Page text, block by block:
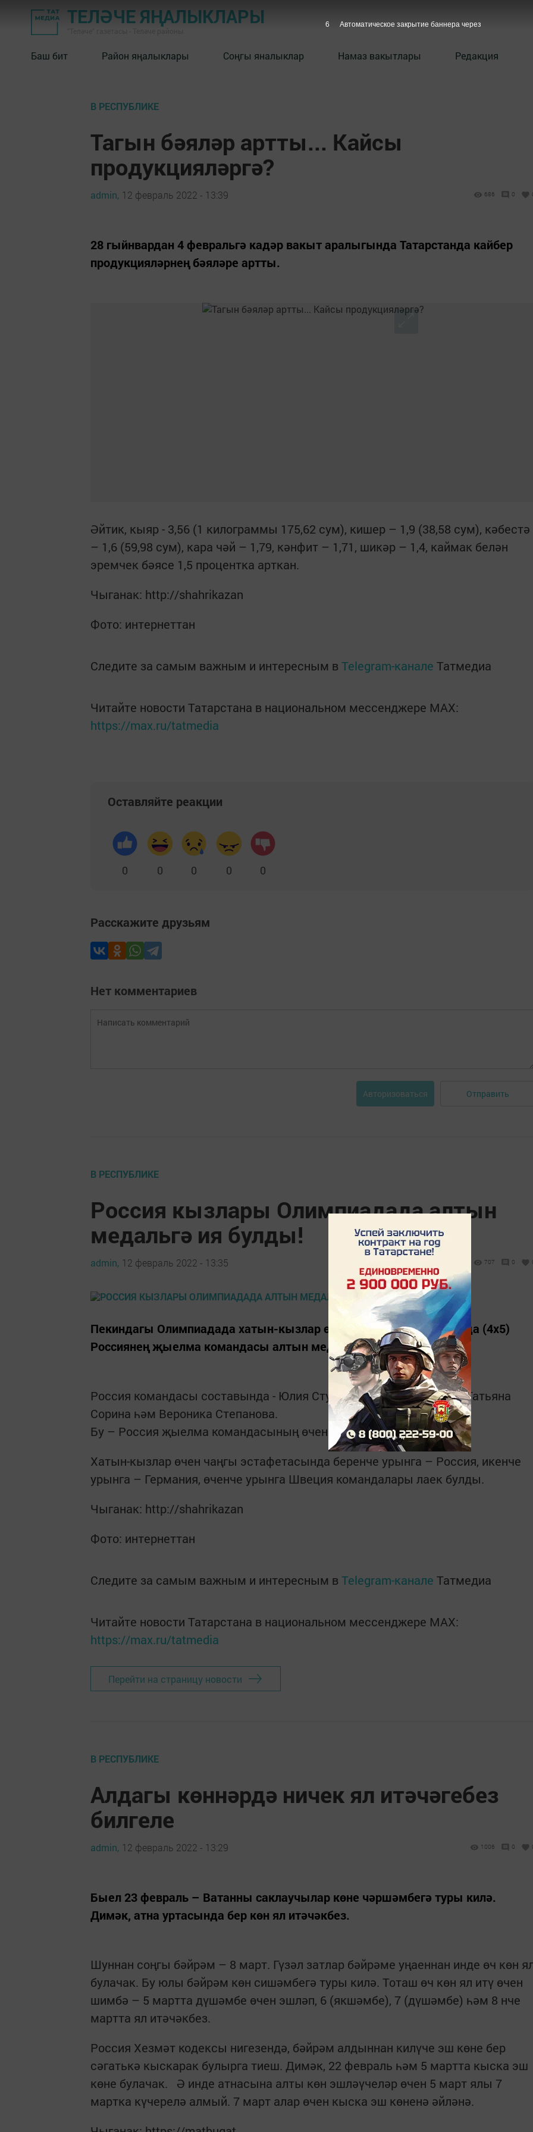
ТЕЛӘЧЕ ЯҢАЛЫКЛАРЫ
Баш бит Район яңалыклары Соңгы яналыклар Намаз вакытлары Редакция
В РЕСПУБЛИКЕ
Тагын бәяләр артты... Кайсы
продукцияләргә?
admin, 12 февраль 2022 - 13:39 686 0
28 гыйнвардан 4 февральгә кадәр вакыт аралыгында Татарстанда кайбер
продукцияләрнең бәяләре артты.
Әйтик, кыяр - 3,56 (1 килограммы 175,62 сум), кишер – 1,9 (38,58 сум), кәбестә
– 1,6 (59,98 сум), кара чәй – 1,79, кәнфит – 1,71, шикәр – 1,4, каймак белән
эремчек бәясе 1,5 процентка арткан.
Чыганак: http://shahrikazan
Фото: интернеттан
Следите за самым важным и интересным в Telegram-канале Татмедиа
Читайте новости Татарстана в национальном мессенджере MАХ:
https://max.ru/tatmedia
Оставляйте реакции
0 0 0 0 0
Расскажите друзьям
Нет комментариев
Авторизоваться Отправить
В РЕСПУБЛИКЕ
Россия кызлары Олимпиадада алтын
медальгә ия булды!
admin, 12 февраль 2022 - 13:35 707 0
Пекиндагы Олимпиадада хатын-кызлар өчен чаңгы эстафетасында (4х5)
Россиянең җыелма командасы алтын медальгә ия булды.
Россия командасы составында - Юлия Ступак, Наталья Непряева, Татьяна
Сорина һәм Вероника Степанова.
Бу – Россия җыелма командасының өченче алтын медале.
Хатын-кызлар өчен чаңгы эстафетасында беренче урынга – Россия, икенче
урынга – Германия, өченче урынга Швеция командалары лаек булды.
Чыганак: http://shahrikazan
Фото: интернеттан
Следите за самым важным и интересным в Telegram-канале Татмедиа
Читайте новости Татарстана в национальном мессенджере MАХ:
https://max.ru/tatmedia
Перейти на страницу новости
В РЕСПУБЛИКЕ
Алдагы көннәрдә ничек ял итәчәгебез
билгеле
admin, 12 февраль 2022 - 13:29 1006 0
Быел 23 февраль – Ватанны саклаучылар көне чәршәмбегә туры килә.
Димәк, атна уртасында бер көн ял итәчәкбез.
Шуннан соңгы бәйрәм – 8 март. Гүзәл затлар бәйрәме уңаеннан инде өч көн
булачак. Бу юлы бәйрәм көн сишәмбегә туры килә. Тоташ өч көн ял итү өчен
шимбә – 5 мартта дүшәмбе өчен эшләп, 6 (якшәмбе), 7 (дүшәмбе) һәм 8 нче
мартта ял итәчәкбез.
Россия Хезмәт кодексы нигезендә, бәйрәм алдыннан килүче эш көне бер
сәгатькә кыскарак булырга тиеш. Димәк, 22 февраль һәм 5 мартта кыска эш
көне булачак. Ә инде атнасына алты көн эшләүчеләр өчен 5 март ялы 7
мартка күчерелә алмый. 7 март алар өчен кыска эш көненә әйләнә.
5 Автоматическое закрытие баннера через